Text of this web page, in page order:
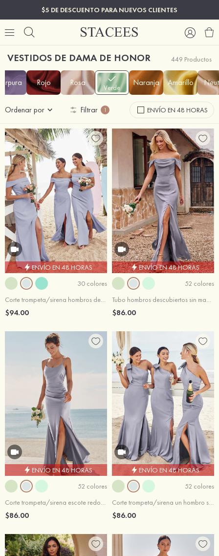
$5 DE DESCUENTO PARA NUEVOS CLIENTES
VESTIDOS DE DAMA DE HONOR 449 Productos
Rojo Rosa Verde Naranja Amarillo
Ordenar por Filtrar 1 ENVÍO EN 48 HORAS
ENVÍO EN 48 HORAS
30 colores
Corte trompeta/sirena hombros descubiertos hasta el suelo crepe elástico vestido de dama de honor
$94.00
ENVÍO EN 48 HORAS
52 colores
Tubo hombros descubiertos sin mangas hasta el suelo satén elástico vestido de dama de honor
$86.00
ENVÍO EN 48 HORAS
52 colores
Corte trompeta/sirena escote redondo sin mangas hasta el suelo satén elástico vestido de dama de honor
$86.00
ENVÍO EN 48 HORAS
52 colores
Corte trompeta/sirena un hombro satén elástico hasta el suelo vestido de dama de honor
$86.00